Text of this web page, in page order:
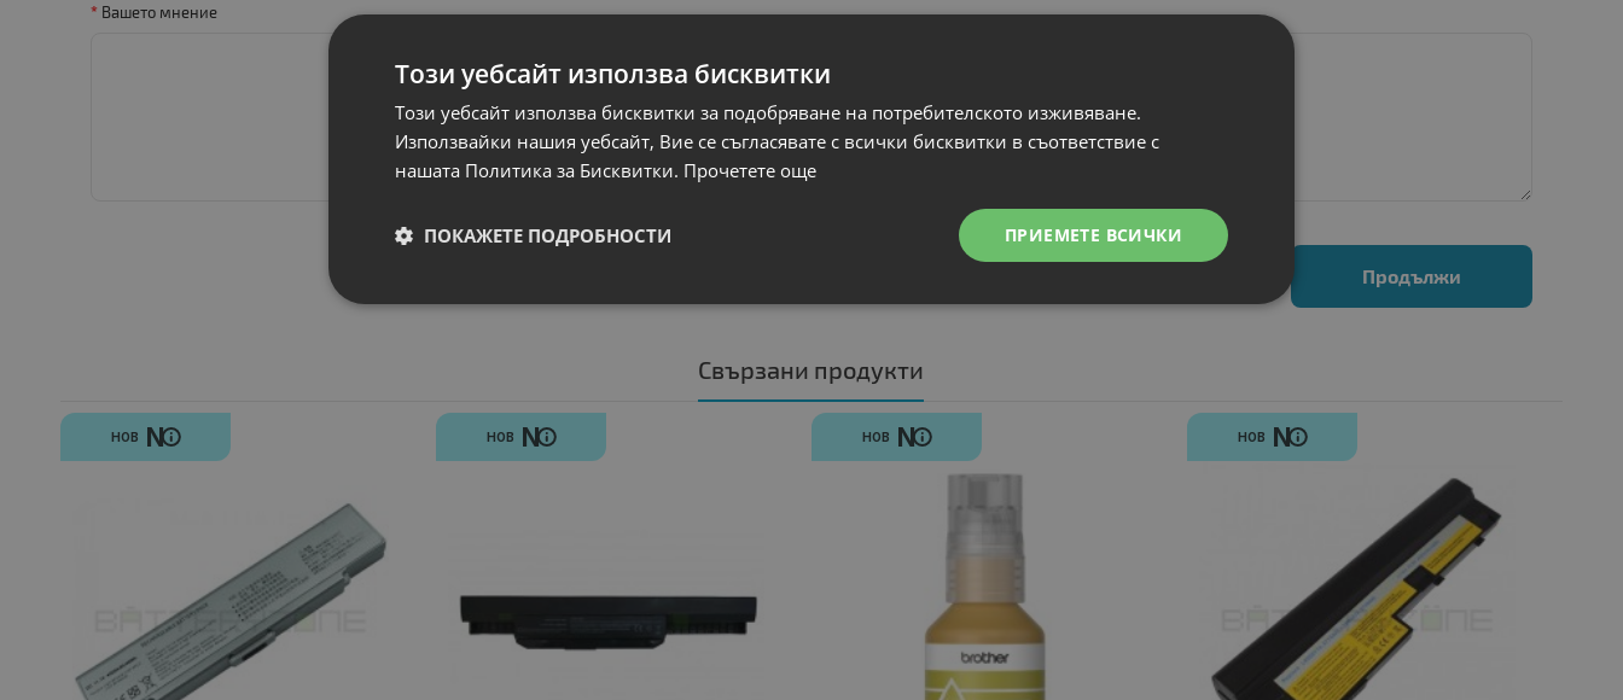
Вашето мнение
Продължи
Свързани продукти
НОВ N НОВ N НОВ N НОВ N
Този уебсайт използва бисквитки
Този уебсайт използва бисквитки за подобряване на потребителското изживяване.
Използвайки нашия уебсайт, Вие се съгласявате с всички бисквитки в съответствие с
нашата Политика за Бисквитки. Прочетете още
ПРИЕМЕТЕ ВСИЧКИ
ПОКАЖЕТЕ ПОДРОБНОСТИ